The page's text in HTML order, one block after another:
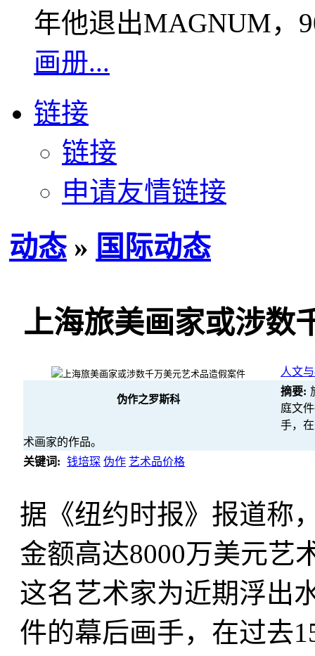
年他退出MAGNUM，
画册...
链接
链接
申请友情链接
动态» 国际动态
上海旅美画家或涉数
伪作之罗斯科
人文
摘要:
庭文
手，
术画家的作品。
关键词: 钱培琛 伪作 艺术品价格
据《纽约时报》报道称
金额高达8000万美元艺
这名艺术家为近期浮出
件的幕后画手，在过去